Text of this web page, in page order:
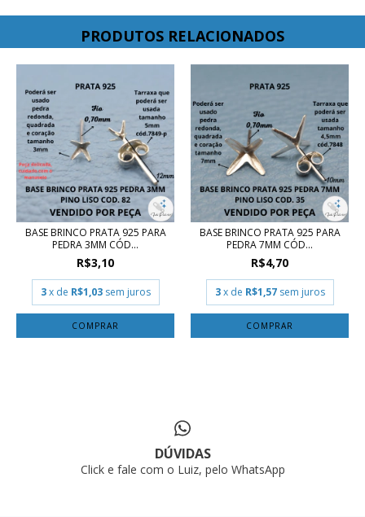
PRODUTOS RELACIONADOS
BASE BRINCO PRATA 925 PARA
PEDRA 3MM CÓD...
R$3,10
3 x de R$1,03 sem juros
BASE BRINCO PRATA 925 PARA
PEDRA 7MM CÓD...
R$4,70
3 x de R$1,57 sem juros
COMPRAR
DÚVIDAS
Click e fale com o Luiz, pelo WhatsApp